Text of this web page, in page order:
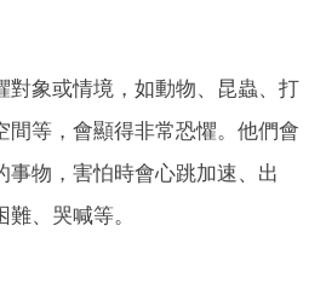
對象或情境，如動物、昆蟲、打
間等，會顯得非常恐懼。他們會
事物，害怕時會心跳加速、出
、哭喊等。